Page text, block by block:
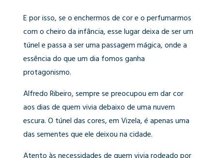
E por isso, se o enchermos de cor e o perfumarmos
com o cheiro da infância, esse lugar deixa de ser um
túnel e passa a ser uma passagem mágica, onde a
essência do que um dia fomos ganha
protagonismo.
Alfredo Ribeiro, sempre se preocupou em dar cor
aos dias de quem vivia debaixo de uma nuvem
escura. O túnel das cores, em Vizela, é apenas uma
das sementes que ele deixou na cidade.